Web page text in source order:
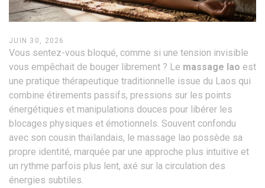
JUIN 30, 2026
Vous sentez-vous bloqué, comme si une tension invisible
vous empêchait de bouger librement ? Le massage lao est
une pratique thérapeutique traditionnelle issue du Laos qui
combine étirements passifs, pressions sur les points
énergétiques et manipulations douces pour libérer les
blocages physiques et émotionnels. Souvent confondu
avec son cousin thaïlandais, le massage lao possède sa
propre identité, marquée par une approche plus intuitive et
un rythme parfois plus lent, axé sur la circulation des
énergies subtiles.